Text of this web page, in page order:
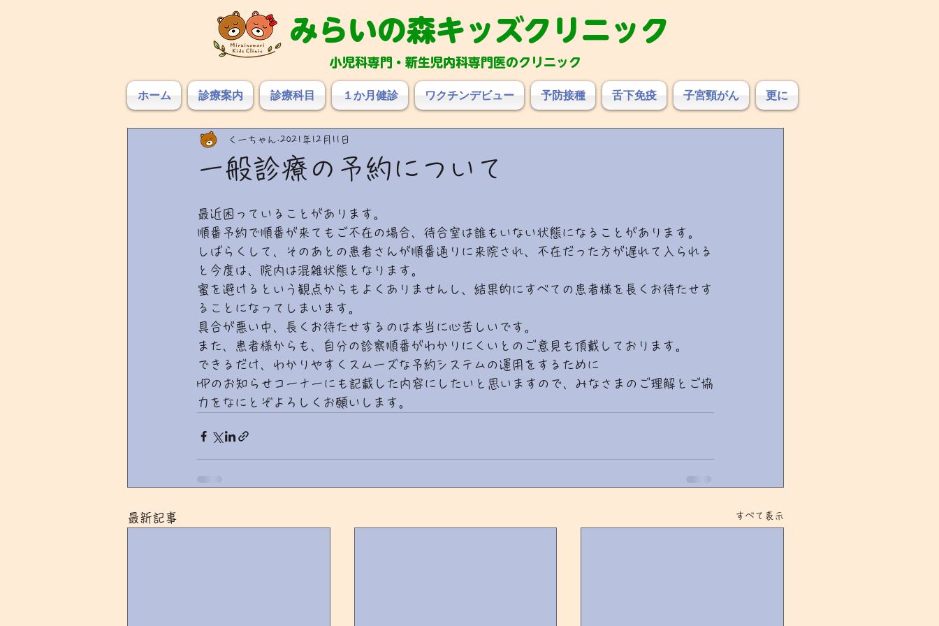
みらいの森キッズクリニック
小児科専門・新生児内科専門医のクリニック
ホーム 診療案内 診療科目 １か月健診 ワクチンデビュー 予防接種 舌下免疫 子宮頸がん 更に
一般診療の予約について
くーちゃん 2021年12月11日
最近困っていることがあります。
順番予約で順番が来てもご不在の場合、待合室は誰もいない状態になることがあります。
しばらくして、そのあとの患者さんが順番通りに来院され、不在だった方が遅れて入られる
と今度は、院内は混雑状態となります。
蜜を避けるという観点からもよくありませんし、結果的にすべての患者様を長くお待たせす
ることになってしまいます。
具合が悪い中、長くお待たせするのは本当に心苦しいです。
また、患者様からも、自分の診察順番がわかりにくいとのご意見も頂戴しております。
できるだけ、わかりやすくスムーズな予約システムの運用をするために
HPのお知らせコーナーにも記載した内容にしたいと思いますので、みなさまのご理解とご協
力をなにとぞよろしくお願いします。
最新記事 すべて表示